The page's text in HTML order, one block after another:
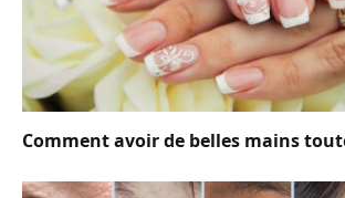
Comment avoir de belles mains